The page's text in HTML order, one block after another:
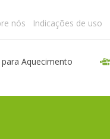
nós Indicações de uso
para Aquecimento